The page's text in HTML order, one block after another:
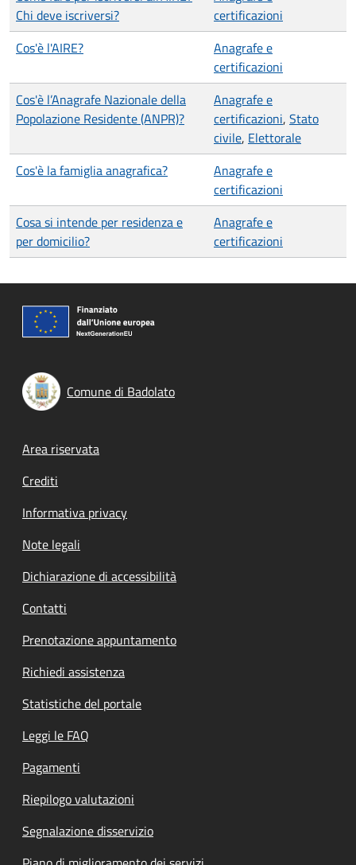
Chi deve iscriversi?
certificazioni
Cos'è l'AIRE?
Anagrafe e
certificazioni
Cos'è l’Anagrafe Nazionale della
Popolazione Residente (ANPR)?
Anagrafe e
certificazioni, Stato
civile, Elettorale
Cos'è la famiglia anagrafica?
Anagrafe e
certificazioni
Cosa si intende per residenza e
per domicilio?
Anagrafe e
certificazioni
Comune di Badolato
Footer menu
Area riservata
Crediti
Informativa privacy
Note legali
Dichiarazione di accessibilità
Contatti
Prenotazione appuntamento
Richiedi assistenza
Statistiche del portale
Leggi le FAQ
Pagamenti
Riepilogo valutazioni
Segnalazione disservizio